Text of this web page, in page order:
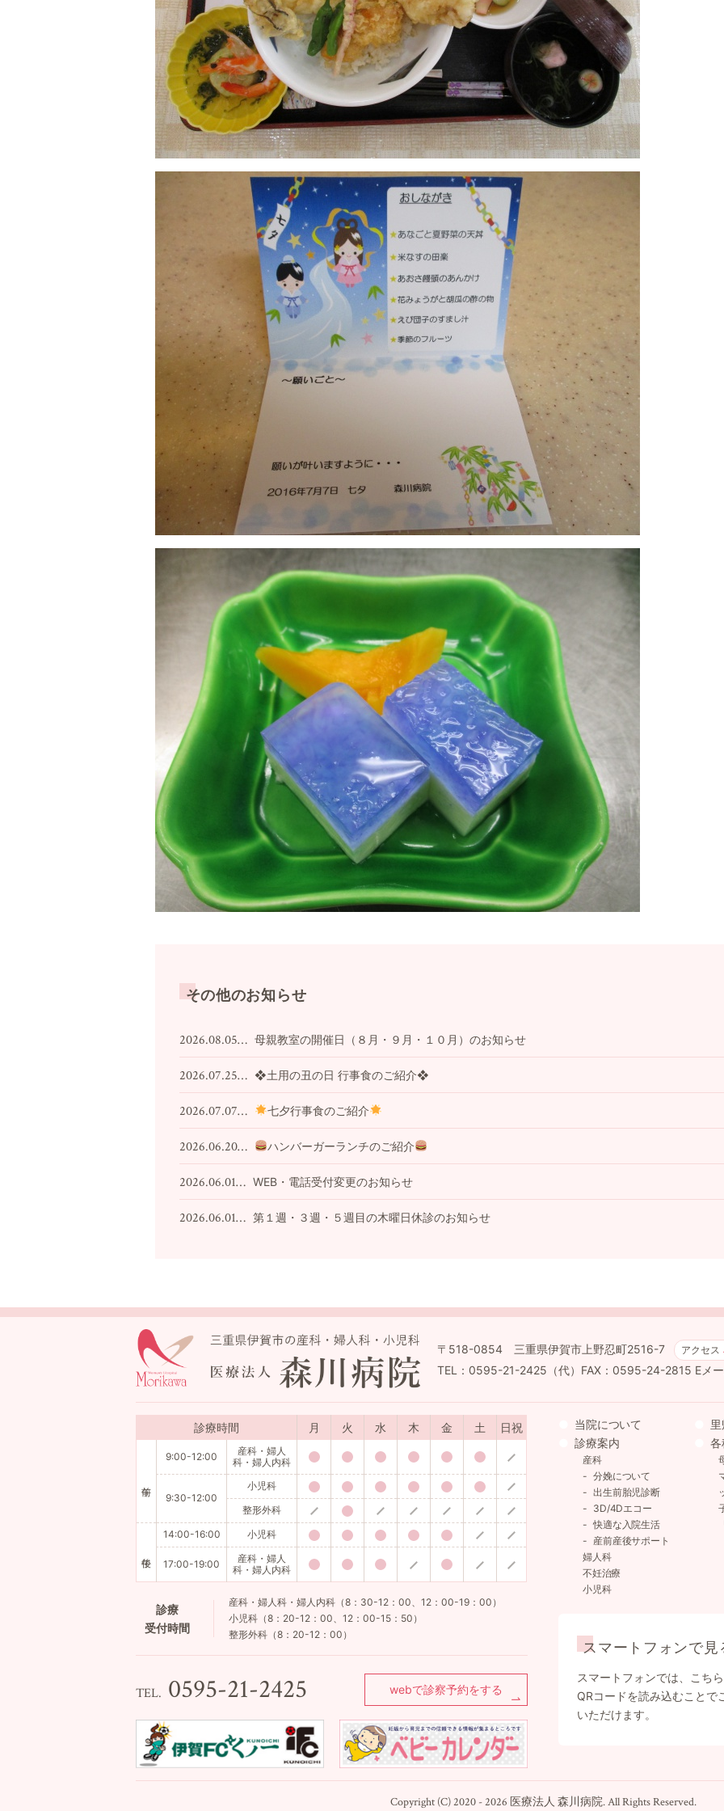
その他のお知らせ
2026.08.05… 母親教室の開催日（８月・９月・１０月）のお知らせ
2026.07.25… ❖土用の丑の日 行事食のご紹介❖
2026.07.07… 七夕行事食のご紹介
2026.06.20… ハンバーガーランチのご紹介
2026.06.01… WEB・電話受付変更のお知らせ
2026.06.01… 第１週・３週・５週目の木曜日休診のお知らせ
〒518-0854 三重県伊賀市上野忍町2516-7 アクセス
TEL：0595-21-2425（代）FAX：0595-24-2815 Eメ
診療時間 月 火 水 木 金 土 日祝
9:00-12:00
産科・婦人
科・婦人内科
9:30-12:00
小児科
整形外科
14:00-16:00
小児科
17:00-19:00
産科・婦人
科・婦人内科
診療
受付時間
産科・婦人科・婦人内科（8：30-12：00、12：00-19：00）
小児科（8：20-12：00、12：00-15：50）
整形外科（8：20-12：00）
TEL. 0595-21-2425 webで診察予約をする
当院について
診療案内
産科
分娩について
出生前胎児診断
3D/4Dエコー
快適な入院生活
産前産後サポート
婦人科
不妊治療
小児科
各
スマートフォンで見
スマートフォンでは、こち
QRコードを読み込むことで
いただけます。
Copyright (C) 2020 - 2026 医療法人 森川病院. All Rights Reserved.